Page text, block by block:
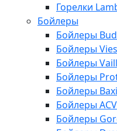
Горелки
Бойлеры
Бойлеры
Бойлеры
Бойлеры
Бойлеры
Бойлеры Baxi
Бойлеры ACV
Бойлеры